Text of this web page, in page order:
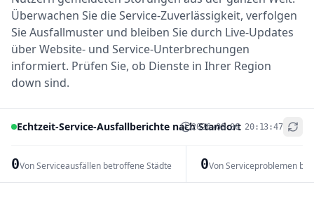
Überwachen Sie die Service-Zuverlässigkeit, verfolgen
Sie Ausfallmuster und bleiben Sie durch Live-Updates
über Website- und Service-Unterbrechungen
informiert. Prüfen Sie, ob Dienste in Ihrer Region
down sind.
Echtzeit-Service-Ausfallberichte nach Standort
2026-08-06 20:13:47
0Von Serviceausfällen betroffene Städte 0Von Serviceproblemen
+